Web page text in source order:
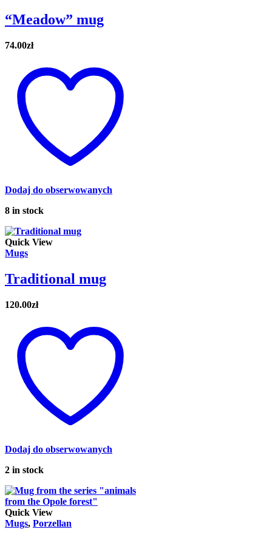
“Meadow” mug
74.00zł
Dodaj do obserwowanych
8 in stock
Quick View
Mugs
Traditional mug
120.00zł
Dodaj do obserwowanych
2 in stock
Quick View
Mugs, Porzellan